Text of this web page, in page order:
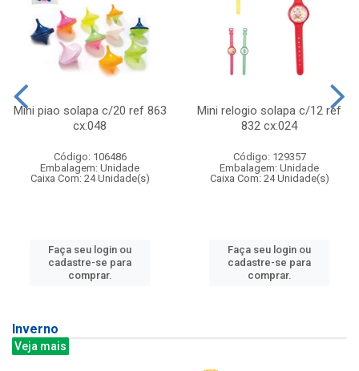
Mini piao solapa c/20 ref 863
cx:048
Código: 106486
Embalagem: Unidade
Caixa Com: 24 Unidade(s)
Faça seu login ou
cadastre-se para
comprar.
Mini relogio solapa c/12 ref
832 cx:024
Código: 129357
Embalagem: Unidade
Caixa Com: 24 Unidade(s)
Faça seu login ou
cadastre-se para
comprar.
Inverno
Veja mais